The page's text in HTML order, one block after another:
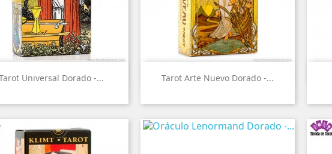
Universal Dorado -...
 Vista rápida Tarot Arte Nuevo Dorado -...
 Vista rápida